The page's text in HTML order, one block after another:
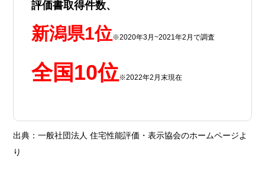
評価書取得件数、
新潟県1位※2020年3月~2021年2月で調査
全国10位※2022年2月末現在
出典：一般社団法人 住宅性能評価・表示協会のホームページよ
り